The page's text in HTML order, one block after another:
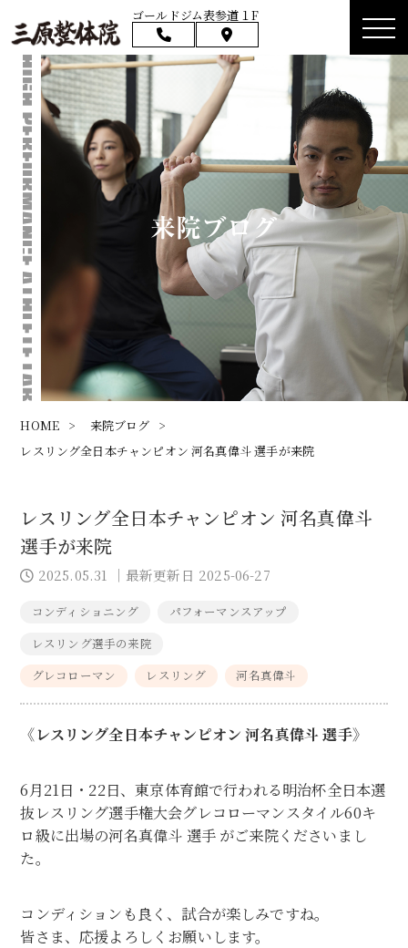
ゴールドジム表参道１F
来院ブログ
HOME > 来院ブログ >
レスリング全日本チャンピオン 河名真偉斗 選手が来院
レスリング全日本チャンピオン 河名真偉斗
選手が来院
2025.05.31 ｜最新更新日 2025-06-27
コンディショニング
パフォーマンスアップ
レスリング選手の来院
グレコローマン
レスリング 河名真偉斗
《レスリング全日本チャンピオン 河名真偉斗 選手》
6月21日・22日、東京体育館で行われる明治杯全日本選
抜レスリング選手権大会グレコローマンスタイル60キ
ロ級に出場の河名真偉斗 選手 がご来院くださいまし
た。
コンディションも良く、試合が楽しみですね。
皆さま、応援よろしくお願いします。